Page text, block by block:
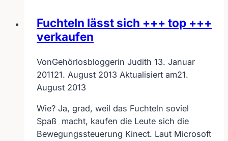
Fuchteln lässt sich +++ top +++
verkaufen
VonGehörlosbloggerin Judith 13. Januar
201121. August 2013 Aktualisiert am21.
August 2013
Wie? Ja, grad, weil das Fuchteln soviel
Spaß macht, kaufen die Leute sich die
Bewegungssteuerung Kinect. Laut Microsoft